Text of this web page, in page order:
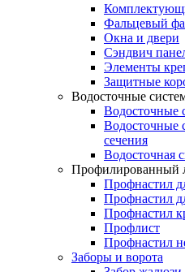
Фальцевый
Окна и двери
Сэндвич
Элементы
Защитные
Водосточные
Водосточные
Водосточные
сечения
Водосточная
Профилированный
Профнастил
Профнастил
Профнастил
Профлист
Профнастил
Заборы и ворота